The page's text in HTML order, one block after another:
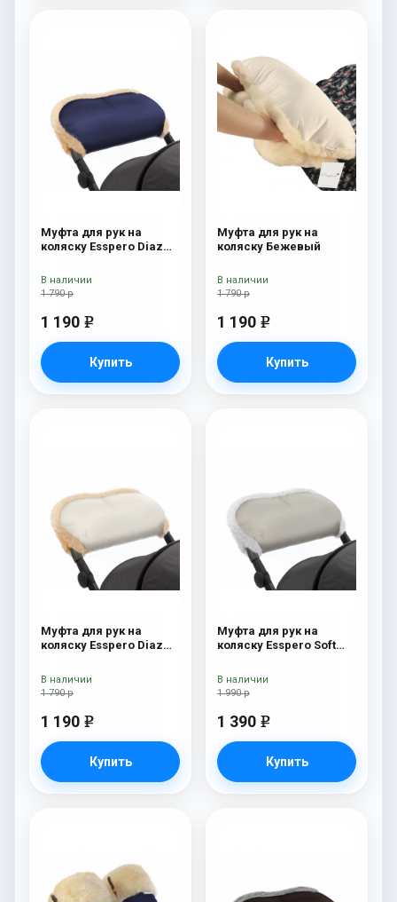
Муфта для рук на
коляску Esspero Diaz
Navy
1 790 р
1 190 e
Купить
В наличии
Муфта для рук на
коляску Бежевый
1 790 р
1 190 e
Купить
В наличии
Муфта для рук на
коляску Esspero Diaz
Beige
1 790 р
1 190 e
Купить
В наличии
Муфта для рук на
коляску Esspero Soft
1 990 р
1 390 e
Купить
В наличии